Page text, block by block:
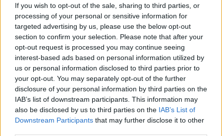
If you wish to opt-out of the sale, sharing to third parties, or
processing of your personal or sensitive information for
targeted advertising by us, please use the below opt-out
section to confirm your selection. Please note that after your
opt-out request is processed you may continue seeing
interest-based ads based on personal information utilized by
us or personal information disclosed to third parties prior to
your opt-out. You may separately opt-out of the further
disclosure of your personal information by third parties on the
IAB’s list of downstream participants. This information may
also be disclosed by us to third parties on the IAB’s List of
Downstream Participants that may further disclose it to other
Az ingyen lootnál csak az édesebb, amiért megküzdött
az ember, de szerencsére erre is lesz lehetőségetek.
Egyrészt egész nap pörögnek majd a kvízek, ahol gamer
szaktudásotokról tehettek tanúbizonyságot, másrész
pedig ezúttal is kiállhattok egymás, sőt, akár a
YouTuberek ellen is különböző játékokban. A
fegyvernemeket egyelőre nem áruljuk el, legyen ez
meglepetés mindenkinek.